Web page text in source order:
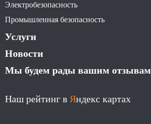
Электробезопасность
Промышленная безопасность
Услуги
Новости
Мы будем рады вашим отзывам
Наш рейтинг в Яндекс картах